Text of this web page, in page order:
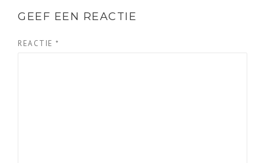
GEEF EEN REACTIE
REACTIE *